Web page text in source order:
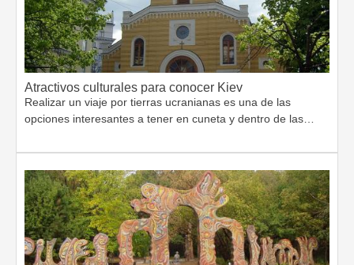
Atractivos culturales para conocer Kiev
Realizar un viaje por tierras ucranianas es una de las
opciones interesantes a tener en cuneta y dentro de las…